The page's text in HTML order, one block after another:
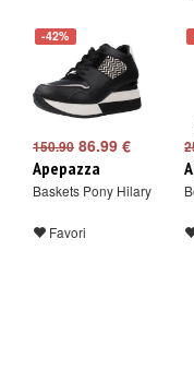
-42%
150.90 86.99 €
Apepazza
Baskets Pony Hilary
Favori